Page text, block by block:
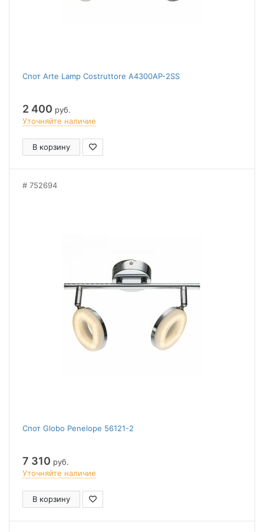
Спот Arte Lamp Costruttore A4300AP-2SS
2 400 руб.
Уточняйте наличие
В корзину
752694
Спот Globo Penelope 56121-2
7 310 руб.
Уточняйте наличие
В корзину